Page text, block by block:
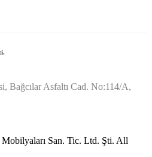
Bağcılar Asfaltı Cad. No:114/A,
San. Tic. Ltd. Şti. All